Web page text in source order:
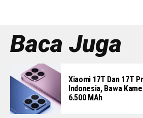
Baca Juga
Xiaomi 17T Dan 17T
Indonesia, Bawa
6.500 MAh